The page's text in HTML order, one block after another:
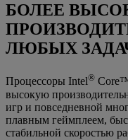
БОЛЕЕ
ЛЮБЫХ
Процессоры Intel®
высокую
игр и повседневной
плавным геймплеем,
стабильной скоростью